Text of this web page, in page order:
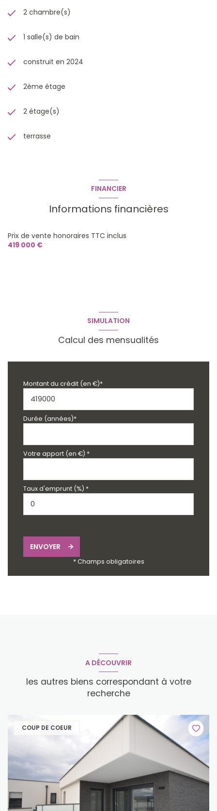
2 chambre(s)
1 salle(s) de bain
construit en 2024
2ème étage
2 étage(s)
terrasse
FINANCIER
Informations financières
Prix de vente honoraires TTC inclus
419 000 €
SIMULATION
Calcul des mensualités
Montant du crédit (en €)*
Durée (années)*
Votre apport (en €) *
Taux d'emprunt (%) *
ENVOYER
* Champs obligatoires
A DÉCOUVRIR
les autres biens correspondant à votre
recherche
COUP DE COEUR